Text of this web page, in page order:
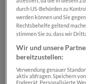
Inhaber:innen
Zum Merkzettel
durch US-Behörden zu
werden können und Sie
Rechtsbehelfe geltend
stimmen Sie zu, dass wir
Wir und unsere
bereitzustellen:
Verwendung genauer
aktiv abfragen. Speichern
Endgerät. Personalisierte